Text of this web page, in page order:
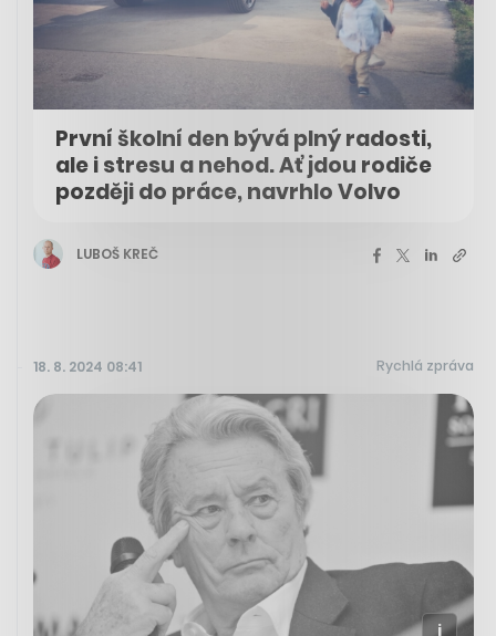
První školní den bývá plný radosti,
ale i stresu a nehod. Ať jdou rodiče
později do práce, navrhlo Volvo
LUBOŠ KREČ
18. 8. 2024 08:41 Rychlá zpráva